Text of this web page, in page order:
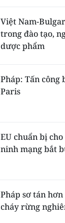
Việt Nam-
trong đào tạo,
dược phẩm
Pháp: Tấn công
Paris
EU chuẩn bị
ninh mạng bắt
Pháp sơ tán
cháy rừng